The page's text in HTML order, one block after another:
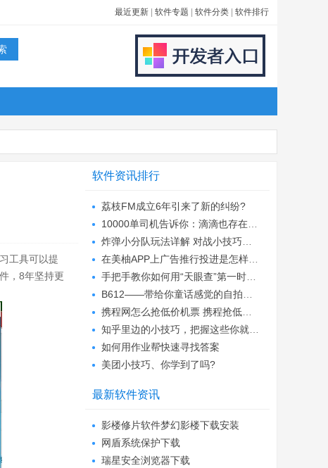
最近更新 软件专题 软件分类 软件排行
工具可以提
，8年坚持更
软件资讯排行
荔枝FM成立6年引来了新的纠纷?
如何用作业帮快速寻找答案
美团小技巧、你学到了吗?
最新软件资讯
影楼修片软件梦幻影楼下载安装
网盾系统保护下载
瑞星安全浏览器下载